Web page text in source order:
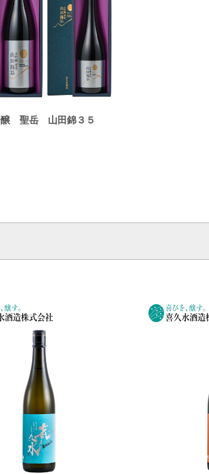
醸 聖岳 山田錦３５